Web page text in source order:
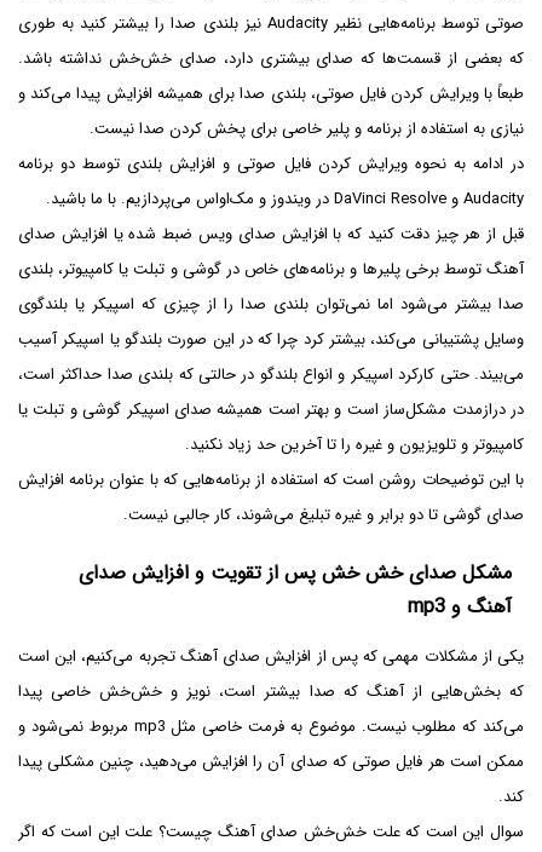
صوتی توسط برنامه‌هایی نظیر Audacity نیز بلندی صدا را بیشتر کنید به طوری
که بعضی از قسمت‌ها که صدای بیشتری دارد، صدای خش‌خش نداشته باشد.
طبعاً با ویرایش کردن فایل صوتی، بلندی صدا برای همیشه افزایش پیدا می‌کند و
نیازی به استفاده از برنامه و پلیر خاصی برای پخش کردن صدا نیست.
در ادامه به نحوه ویرایش کردن فایل صوتی و افزایش بلندی توسط دو برنامه
Audacity و DaVinci Resolve در ویندوز و مک‌او‌اس می‌پردازیم. با ما باشید.
قبل از هر چیز دقت کنید که با افزایش صدای ویس ضبط شده یا افزایش صدای
آهنگ توسط برخی پلیرها و برنامه‌های خاص در گوشی و تبلت یا کامپیوتر، بلندی
صدا بیشتر می‌شود اما نمی‌توان بلندی صدا را از چیزی که اسپیکر یا بلندگوی
وسایل پشتیبانی می‌کند،‌ بیشتر کرد چرا که در این صورت بلندگو یا اسپیکر آسیب
می‌بیند. حتی کارکرد اسپیکر و انواع بلندگو در حالتی که بلندی صدا حداکثر است،
در درازمدت مشکل‌ساز است و بهتر است همیشه صدای اسپیکر گوشی و تبلت یا
کامپیوتر و تلویزیون و غیره را تا آخرین حد زیاد نکنید.
با این توضیحات روشن است که استفاده از برنامه‌هایی که با عنوان برنامه افزایش
صدای گوشی تا دو برابر و غیره تبلیغ می‌شوند، کار جالبی نیست.
مشکل صدای خش خش پس از تقویت و افزایش صدای
آهنگ و mp3
یکی از مشکلات مهمی که پس از افزایش صدای آهنگ تجربه می‌کنیم، این است
که بخش‌هایی از آهنگ که صدا بیشتر است، نویز و خش‌خش خاصی پیدا
می‌کند که مطلوب نیست. موضوع به فرمت خاصی مثل mp3 مربوط نمی‌شود و
ممکن است هر فایل صوتی که صدای آن را افزایش می‌دهید، چنین مشکلی پیدا
کند.
سوال این است که علت خش‌خش صدای آهنگ چیست؟ علت این است که اگر